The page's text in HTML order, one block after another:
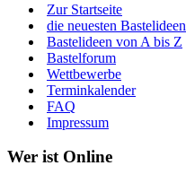
Zur Startseite
die neuesten Bastelideen
Bastelideen von A bis Z
Bastelforum
Wettbewerbe
Terminkalender
FAQ
Impressum
Wer ist Online